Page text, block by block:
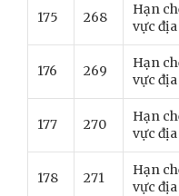
175 268
Hạn
vực
176 269
Hạn
vực
177 270
Hạn
vực
178 271
Hạn
vực